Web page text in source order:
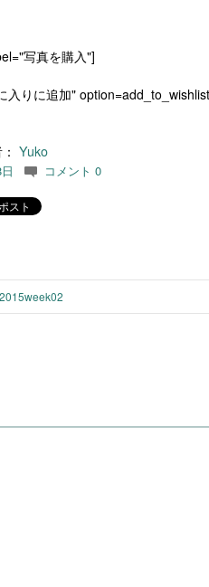
写真を購入"]
りに追加"
Yuko
c コメント 0
2015week02